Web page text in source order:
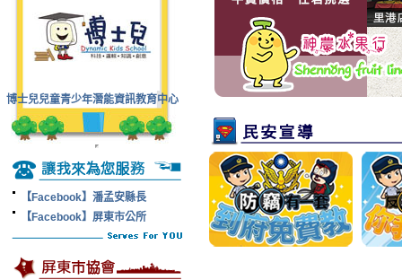
博士兒兒童青少年潛能資訊教育中心
【Facebook】潘孟安縣長
【Facebook】屏東市公所